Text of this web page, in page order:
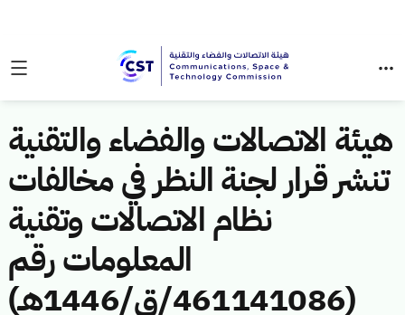
هيئة الاتصالات والفضاء والتقنية
تنشر قرار لجنة النظر في مخالفات
نظام الاتصالات وتقنية
المعلومات رقم
(461141086/ق/1446هـ)